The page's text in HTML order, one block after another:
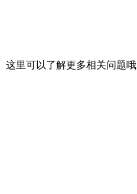
这里可以了解更多相关问题哦